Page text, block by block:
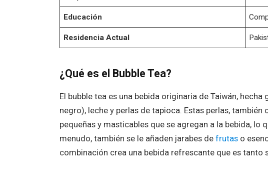
Educación
Residencia Actual
¿Qué es el Bubble Tea?
El bubble tea es una bebida originaria de Taiwán,
negro), leche y perlas de tapioca. Estas perlas,
pequeñas y masticables que se agregan a la bebida, lo
menudo, también se le añaden jarabes defrutaso
combinación crea una bebida refrescante que es tanto